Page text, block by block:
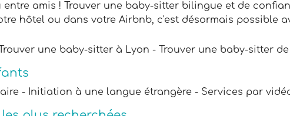
amis ! Trouver une baby-sitter bilingue et de
hôtel ou dans votre Airbnb, c'est désormais possible
une baby-sitter à Lyon - Trouver une baby-sitter
- Initiation à une langue étrangère - Services par